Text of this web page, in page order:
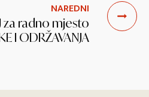
NAREDNI
za radno mjesto
I ODRŽAVANJA